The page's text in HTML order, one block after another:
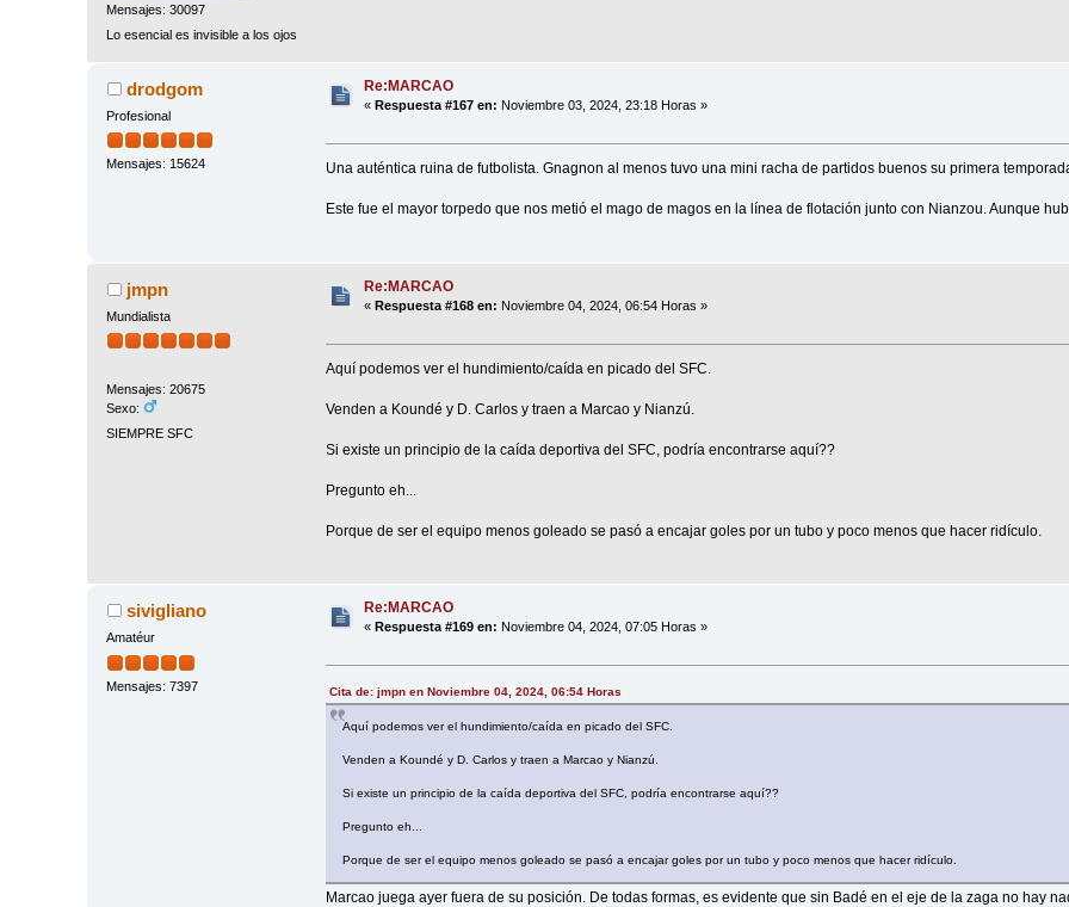
Mensajes: 30097
Lo esencial es invisible a los ojos
drodgom
Profesional
Mensajes: 15624
Re:MARCAO
«Respuesta #167 en: Noviembre 03, 2024, 23:18 Horas »
Una auténtica ruina de futbolista. Gnagnon al menos tuvo una mini racha de partidos buenos su primera
Este fue el mayor torpedo que nos metió el mago de magos en la línea de flotación junto con Nianzou. Aunque
jmpn
Mundialista
Mensajes: 20675
Sexo:
SIEMPRE SFC
Re:MARCAO
«Respuesta #168 en: Noviembre 04, 2024, 06:54 Horas »
Aquí podemos ver el hundimiento/caída en picado del SFC.
Venden a Koundé y D. Carlos y traen a Marcao y Nianzú.
Si existe un principio de la caída deportiva del SFC, podría encontrarse aquí??
Pregunto eh...
Porque de ser el equipo menos goleado se pasó a encajar goles por un tubo y poco menos que hacer ridículo.
sivigliano
Amatéur
Mensajes: 7397
Re:MARCAO
« Respuesta #169 en: Noviembre 04, 2024, 07:05 Horas »
Cita de: jmpn en Noviembre 04, 2024, 06:54 Horas
Aquí podemos ver el hundimiento/caída en picado del SFC.
Venden a Koundé y D. Carlos y traen a Marcao y Nianzú.
Si existe un principio de la caída deportiva del SFC, podría encontrarse aquí??
Pregunto eh...
Porque de ser el equipo menos goleado se pasó a encajar goles por un tubo y poco menos que hacer ridículo.
Marcao juega ayer fuera de su posición. De todas formas, es evidente que sin Badé en el eje de la zaga no hay